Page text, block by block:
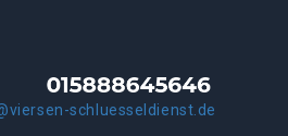
schluesseldienst.de